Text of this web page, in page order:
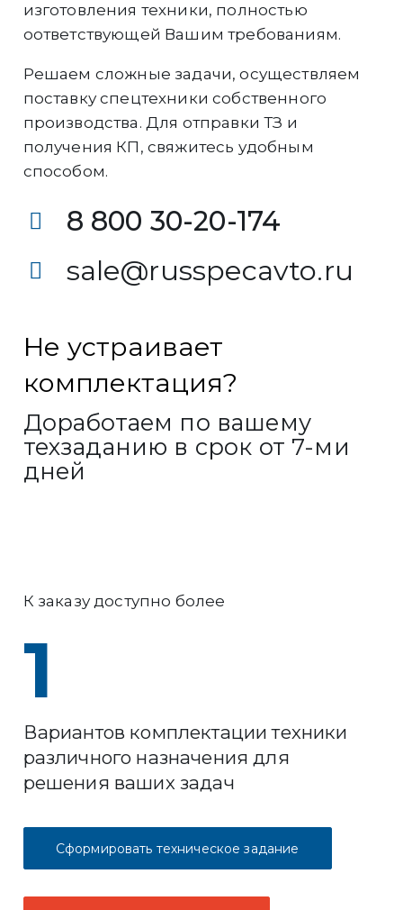
изготовления техники, полностью
оответствующей Вашим требованиям.
Решаем сложные задачи, осуществляем
поставку спецтехники собственного
производства. Для отправки ТЗ и
получения КП, свяжитесь удобным
способом.
8 800 30-20-174
sale@russpecavto.ru
Не устраивает
комплектация?
Доработаем по вашему
техзаданию в срок от 7-ми
дней
К заказу доступно более
1
Вариантов комплектации техники
различного назначения для
решения ваших задач
Сформировать техническое задание